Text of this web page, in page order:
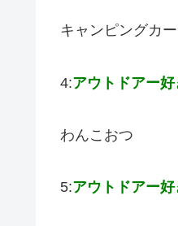
キャンピングカ
4:アウトドアー好
わんこおつ
5:アウトドアー好